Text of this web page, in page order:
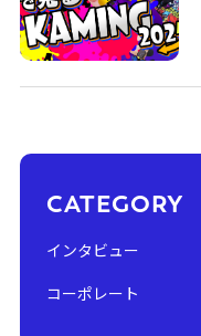
CATEGORY
インタビュー
コーポレート